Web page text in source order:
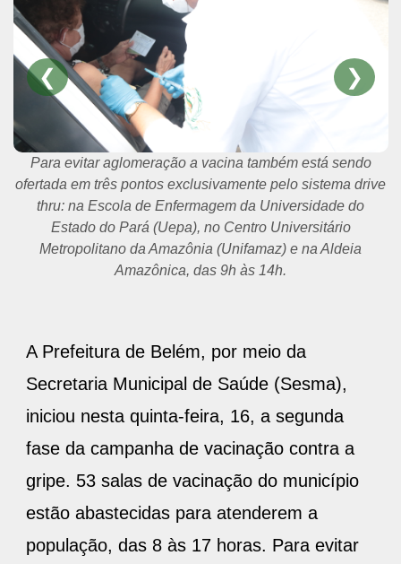
❮
A vacinação contra a gripe imuniza contra os vírus da
Influenza A (H1N1)pdm09, influenza A (H3N2) e influenza
B Victoria.
iniciou nesta quinta-feira, 16, a segunda
fase da campanha de vacinação contra a
gripe. 53 salas de vacinação do município
estão abastecidas para atenderem a
população, das 8 às 17 horas. Para evitar
aglomeração a vacina também está sendo
ofertada em três pontos exclusivamente